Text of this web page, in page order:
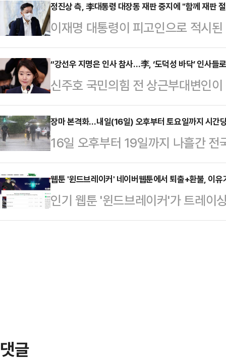
일 당 지도부가 전날 윤상현 의원이
식에 총출동한 것을 겨냥해 "현 국
어게인' '부정선거 음모론'이 '합리
신'에 맞는다고 생각하는 것인지 묻
비상대책위원장, 유상범 원내운영
석열)계 의원들…
정진상 측, 李대통령 대장동 재판 중지에 "함께 재판
이재명 대통령이 피고인으로 적시
당선으로 중단된 후 약 한 달 만에
진상 전 당대표실 정무조정실장도
판부는 "이미 내부적으로 합의된
하겠다는 뜻을 밝혔다.서울중앙지
날 오전 특정범죄가중처벌 등에 관
실장에 대한 77차 공판에 돌입했다
이재명 대통령에…
“강선우 지명은 인사 참사…李, ‘도덕성 바닥’ 인사들
신주호 국민의힘 전 상근부대변인
싼 의혹과 관련해 “이재명 대통령
전 부대변인은 자신이 진행하는 데
TV’에서 “현역 국회의원인 강선우
처음 제기된 것이 아니라 이미 국회
내용”이라며 “국회의원으로서, 고
인물로 알려져 있었다”고 말했다.
같은 당에서 함께 활동했던…
장마 본격화…내일(16일) 오후부터 토요일까지 시
16일 오후부터 19일까지 나흘간
30∼50㎜씩 비가 쏟아질 때도 있
일 기상청 브리핑에 따르면 16일
저기압 전면에서 부는 고온다습한
등에 비가 거세게 쏟아지기 시작하
웹툰 '윈드브레이커' 네이버웹툰에서 퇴출+환불, 이
인기 웹툰 '윈드브레이커'가 트레이
란 끝에 네이버웹툰에서 퇴출 당했
댓글